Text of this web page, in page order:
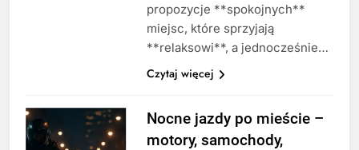
propozycje **spokojnych**
miejsc, które sprzyjają
**relaksowi**, a jednocześnie…
Czytaj więcej
Nocne jazdy po mieście –
motory, samochody,